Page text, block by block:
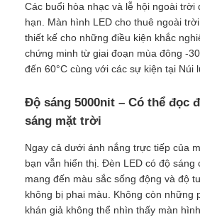
Trang chủ
Các sản phẩm
Video
Buổi trình diễn VR
Về Chúng Tôi
Các buổi hòa nhạc và lễ hội ngoài trời
hạn. Màn hình LED cho thuê ngoài
thiết kế cho những điều kiện khắc
chứng minh từ giai đoạn mùa đông -
đến 60°C cùng với các sự kiện tại Núi
Độ sáng 5000nit – Có thể đọc
sáng mặt trời
Ngay cả dưới ánh nắng trực tiếp của
bạn vẫn hiển thị. Đèn LED có độ sáng
mang đến màu sắc sống động và độ
không bị phai màu. Không còn những
khán giả không thể nhìn thấy màn hình.